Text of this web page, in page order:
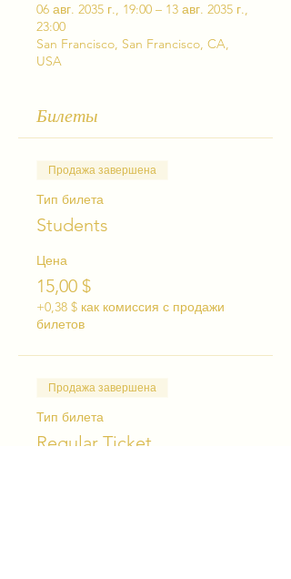
06 авг. 2035 г., 19:00 – 13 авг. 2035 г.,
23:00
San Francisco, San Francisco, CA,
USA
Билеты
Продажа завершена
Тип билета
Students
Цена
15,00 $
+0,38 $ как комиссия с продажи
билетов
Продажа завершена
Тип билета
Regular Ticket